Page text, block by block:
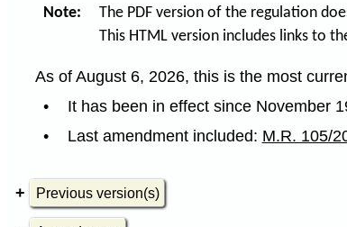
Note: The PDF version of the regulation
This HTML version includes links to
As of August 6, 2026, this is the most
It has been in effect since November
Last amendment included: M.R. 105/
Previous version(s)